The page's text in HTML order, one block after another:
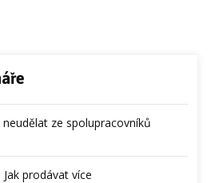
neudělat ze spolupracovníků
prodávat více